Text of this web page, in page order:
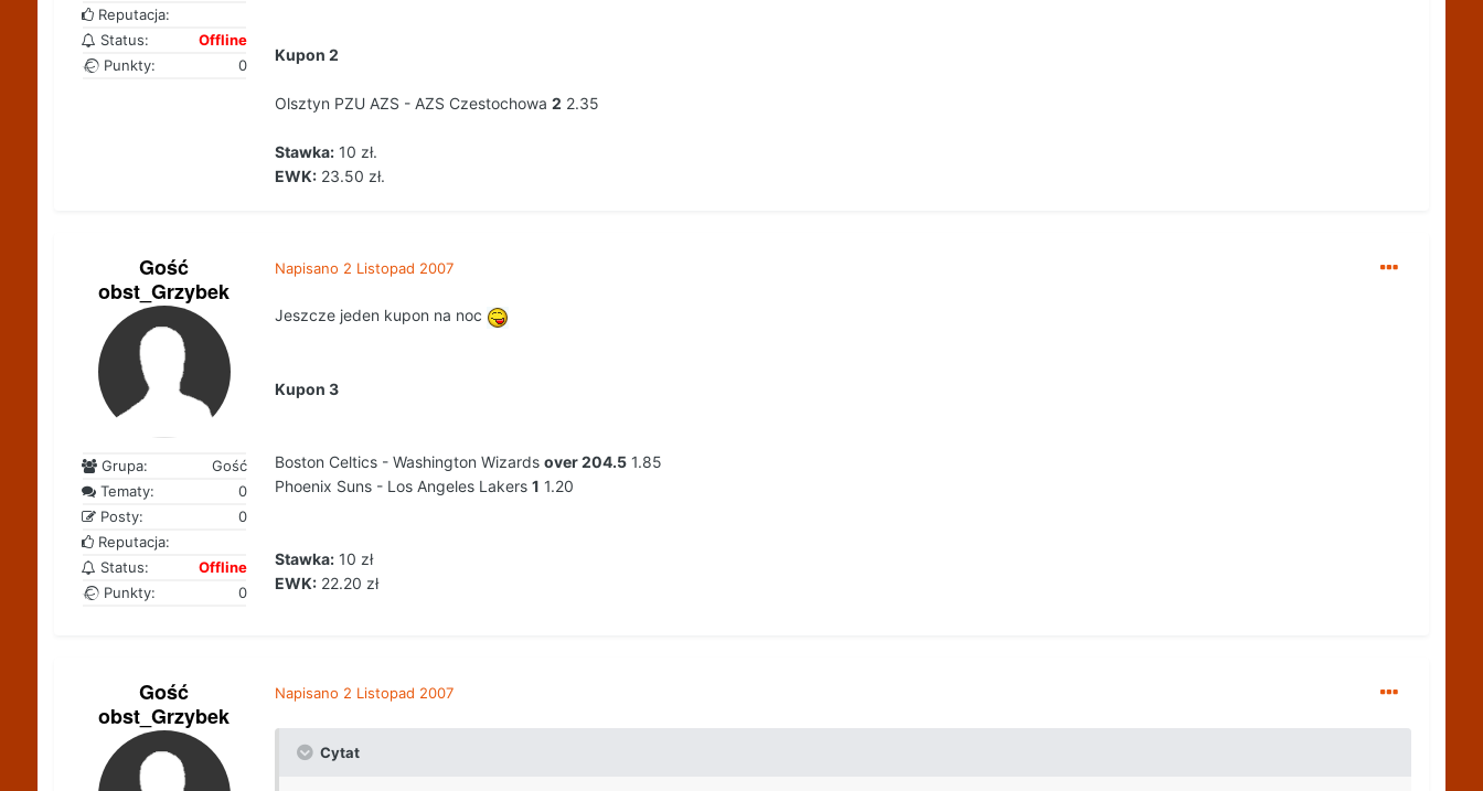
Reputacja:
Status:
Offline
Punkty:
0
Kupon 2
Olsztyn PZU AZS - AZS Czestochowa 2 2.35
Stawka:10 zł.
EWK:23.50 zł.
Gość
obst_Grzybek
Grupa:
Gość
Tematy:
0
Posty:
0
Reputacja:
Status:
Offline
Punkty:
0
Napisano 2 Listopad 2007
Jeszcze jeden kupon na noc
Kupon 3
Boston Celtics - Washington Wizards over 204.51.85
Phoenix Suns - Los Angeles Lakers 1 1.20
Stawka:10 zł
EWK:22.20 zł
Gość
obst_Grzybek
Napisano 2 Listopad 2007
Cytat